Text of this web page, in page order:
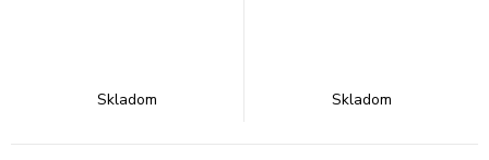
Skladom Skladom